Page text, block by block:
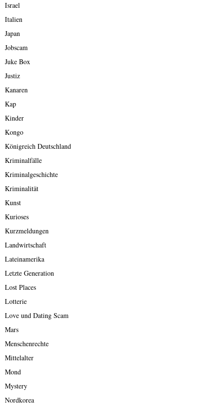
Israel
Italien
Japan
Jobscam
Juke Box
Justiz
Kanaren
Kap
Kinder
Kongo
Königreich Deutschland
Kriminalfälle
Kriminalgeschichte
Kriminalität
Kunst
Kurioses
Kurzmeldungen
Landwirtschaft
Lateinamerika
Letzte Generation
Lost Places
Lotterie
Love und Dating Scam
Mars
Menschenrechte
Mittelalter
Mond
Mystery
Nordkorea